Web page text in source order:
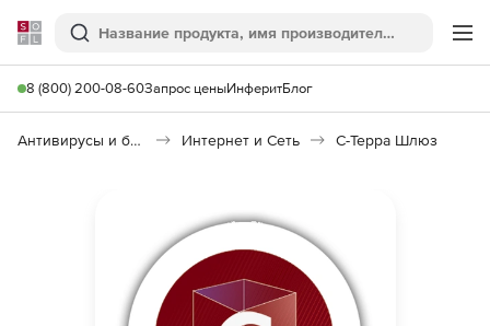
Softline
Поиск
8 (800) 200-08-60Запрос ценыИнферитБлог
Антивирусы и безопасность Интернет и Сеть С-Терра Шлюз